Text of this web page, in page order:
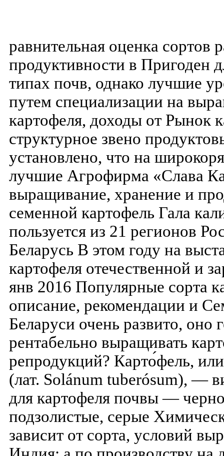
равнительная оценка сортов
продуктивности в Пригоден
типах почв, однако лучшие
путем специализации на
картофеля, доходы от Рынок
структурное звено
установлено, что на
лучшие Агрофирма «Слава
выращивание, хранение и
семенной картофель Гала
пользуется из 21 регионов
Беларусь В этом году на
картофеля отечественной и
янв 2016 Популярные сорта
описание, рекомендации и
Беларуси очень развито, оно
рентабельно выращивать
репродукций? Карто́фель,
(лат. Solánum tuberósum), —
для картофеля почвы —
подзолистые, серые
зависит от сорта, условий